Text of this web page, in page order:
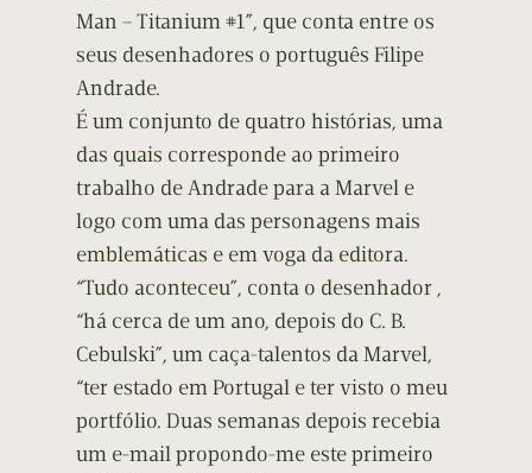
Man – Titanium #1”, que conta entre os
seus desenhadores o português Filipe
Andrade.
É um conjunto de quatro histórias, uma
das quais corresponde ao primeiro
trabalho de Andrade para a Marvel e
logo com uma das personagens mais
emblemáticas e em voga da editora.
“Tudo aconteceu”, conta o desenhador ,
“há cerca de um ano, depois do C. B.
Cebulski”, um caça-talentos da Marvel,
“ter estado em Portugal e ter visto o meu
portfólio. Duas semanas depois recebia
um e-mail propondo-me este primeiro